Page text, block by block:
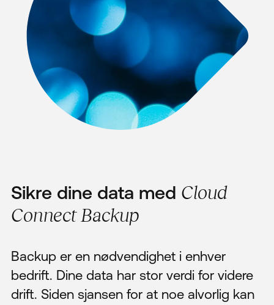
Sikre dine data med Cloud
Connect Backup
Backup er en nødvendighet i enhver
bedrift. Dine data har stor verdi for videre
drift. Siden sjansen for at noe alvorlig kan